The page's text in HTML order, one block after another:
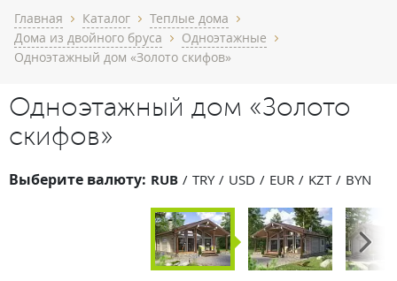
Главная chevron_right Каталог chevron_right Теплые дома chevron_right
Дома из двойного бруса chevron_right Одноэтажные chevron_right
Одноэтажный дом «Золото скифов»
Одноэтажный дом «Золото
скифов»
Выберите валюту: RUB TRY USD EUR KZT BYN
Next